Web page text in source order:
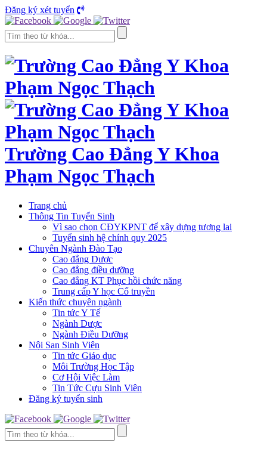
Đăng ký xét tuyển
Trường Cao Đẳng Y Khoa
Phạm Ngọc Thạch
Trang chủ
Thông Tin Tuyển Sinh
Vì sao chọn CĐYKPNT để xây dựng tương lai
Tuyển sinh hệ chính quy 2025
Chuyên Ngành Đào Tạo
Cao đẳng Dược
Cao đẳng điều dưỡng
Cao đẳng KT Phục hồi chức năng
Trung cấp Y học Cổ truyền
Kiến thức chuyên ngành
Tin tức Y Tế
Ngành Dược
Ngành Điều Dưỡng
Nội San Sinh Viên
Tin tức Giáo dục
Môi Trường Học Tập
Cơ Hội Việc Làm
Tin Tức Cựu Sinh Viên
Đăng ký tuyển sinh